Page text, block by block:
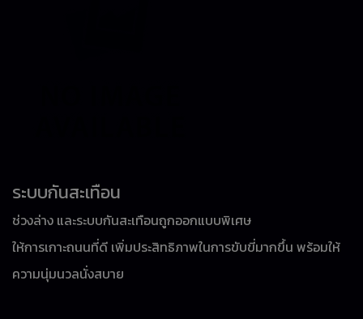
ระบบกันสะเทือน
ช่วงล่าง และระบบกันสะเทือนถูกออกแบบพิเศษ
ให้การเกาะถนนที่ดี เพิ่มประสิทธิภาพในการขับขี่มากขึ้น พร้อมให้
ความนุ่มนวลนั่งสบาย